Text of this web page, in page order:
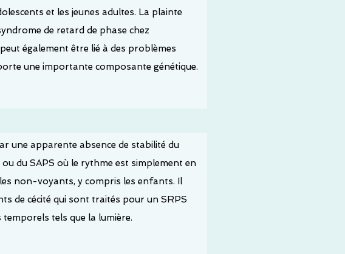
et les jeunes adultes. La plainte
de retard de phase chez
également être lié à des problèmes
une importante composante génétique.
une apparente absence de stabilité du
du SAPS où le rythme est simplement en
non-voyants, y compris les enfants. Il
de cécité qui sont traités pour un SRPS
tels que la lumière.